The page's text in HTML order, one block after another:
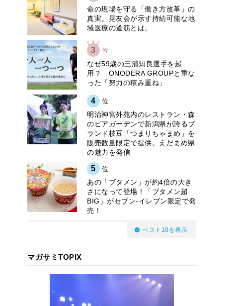
​命の現場を守る「働き方改革」の
真実。晃友会が示す持続可能な地
域医療の道筋とは。
3 位
なぜ59歳の三浦知良選手を起
用？ ONODERA GROUPと重な
った「努力の積み重ね」
4 位
明治神宮外苑内のレストラン・森
のビアガーデンで新潟県が誇るブ
ランド枝豆「つまりちゃまめ」を
販売数量限定で提供。えだまめ県
の魅力を発信
5 位
あの「ブタメン」が約4倍の大き
さになって登場！「ブタメン超
BIG」がセブン‐イレブン限定で発
売！
ベスト10を表示
マガサミTOPIX